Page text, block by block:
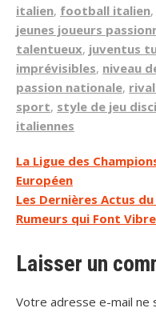
italien, football italien,
jeunes joueurs
talentueux, juventus
imprévisibles, niveau
passion nationale,
sport, style de jeu
italiennes
Navigation
de
l’article
La Ligue des
Européen
Les Dernières Actus
Rumeurs qui Font
Laisser un
Votre adresse e-mail ne